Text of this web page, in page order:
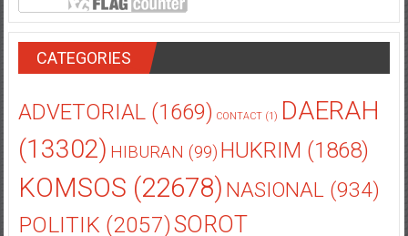
CATEGORIES
ADVETORIAL(1669) CONTACT(1) DAERAH
(13302) HIBURAN (99) HUKRIM (1868)
KOMSOS (22678) NASIONAL(934)
POLITIK(2057)SOROT